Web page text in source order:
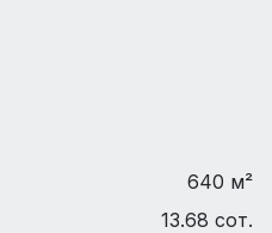
640 м²
13.68 сот.